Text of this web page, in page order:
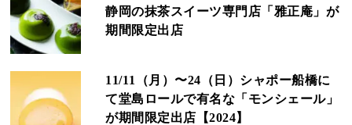
静岡の抹茶スイーツ専門店「雅正庵」が
期間限定出店
11/11（月）〜24（日）シャポー船橋に
て堂島ロールで有名な「モンシェール」
が期間限定出店【2024】